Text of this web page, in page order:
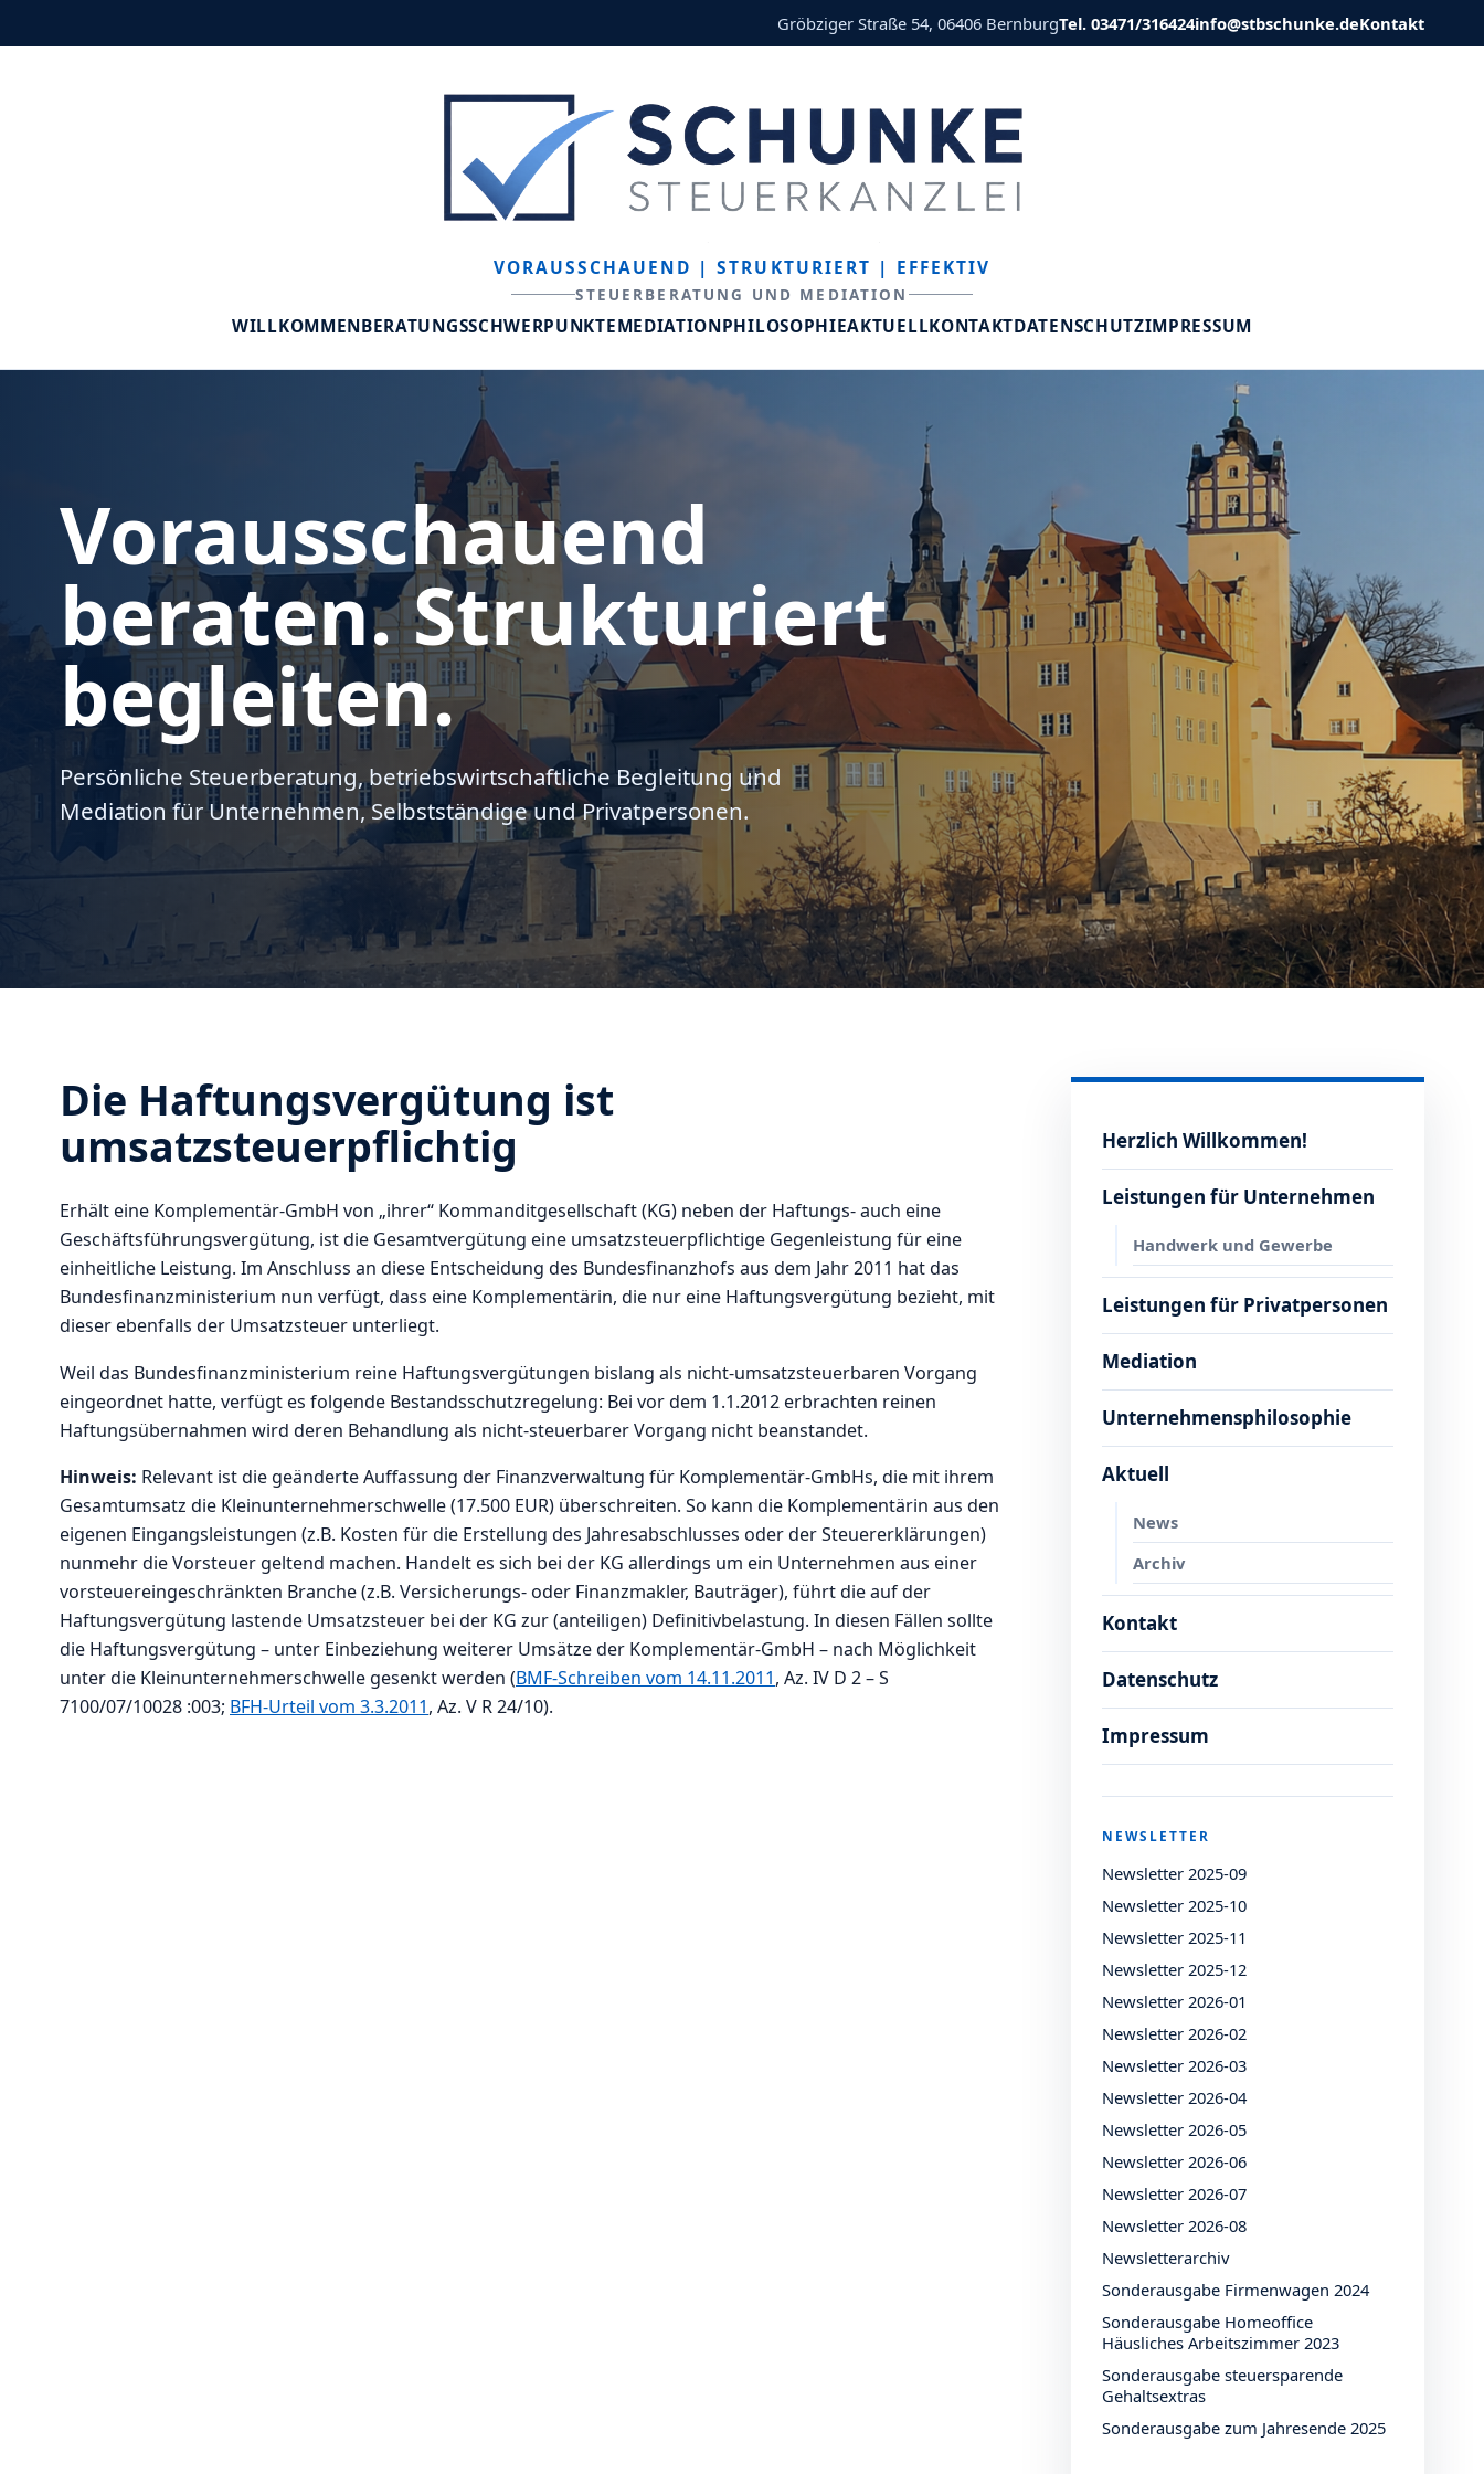
Gröbziger Straße 54, 06406 BernburgTel. 03471/316424info@stbschunke.deKontakt
VORAUSSCHAUEND | STRUKTURIERT | EFFEKTIV
STEUERBERATUNG UND MEDIATION
WILLKOMMENBERATUNGSSCHWERPUNKTEMEDIATIONPHILOSOPHIEAKTUELLKONTAKTDATENSCHUTZIMPRESSUM
Vorausschauend
beraten. Strukturiert
begleiten.
Persönliche Steuerberatung, betriebswirtschaftliche Begleitung und
Mediation für Unternehmen, Selbstständige und Privatpersonen.
Die Haftungsvergütung ist
umsatzsteuerpflichtig
Erhält eine Komplementär-GmbH von „ihrer“ Kommanditgesellschaft (KG) neben der Haftungs- auch eine
Geschäftsführungsvergütung, ist die Gesamtvergütung eine umsatzsteuerpflichtige Gegenleistung für eine
einheitliche Leistung. Im Anschluss an diese Entscheidung des Bundesfinanzhofs aus dem Jahr 2011 hat das
Bundesfinanzministerium nun verfügt, dass eine Komplementärin, die nur eine Haftungsvergütung bezieht, mit
dieser ebenfalls der Umsatzsteuer unterliegt.
Weil das Bundesfinanzministerium reine Haftungsvergütungen bislang als nicht-umsatzsteuerbaren Vorgang
eingeordnet hatte, verfügt es folgende Bestandsschutzregelung: Bei vor dem 1.1.2012 erbrachten reinen
Haftungsübernahmen wird deren Behandlung als nicht-steuerbarer Vorgang nicht beanstandet.
Hinweis: Relevant ist die geänderte Auffassung der Finanzverwaltung für Komplementär-GmbHs, die mit ihrem
Gesamtumsatz die Kleinunternehmerschwelle (17.500 EUR) überschreiten. So kann die Komplementärin aus den
eigenen Eingangsleistungen (z.B. Kosten für die Erstellung des Jahresabschlusses oder der Steuererklärungen)
nunmehr die Vorsteuer geltend machen. Handelt es sich bei der KG allerdings um ein Unternehmen aus einer
vorsteuereingeschränkten Branche (z.B. Versicherungs- oder Finanzmakler, Bauträger), führt die auf der
Haftungsvergütung lastende Umsatzsteuer bei der KG zur (anteiligen) Definitivbelastung. In diesen Fällen sollte
die Haftungsvergütung – unter Einbeziehung weiterer Umsätze der Komplementär-GmbH – nach Möglichkeit
unter die Kleinunternehmerschwelle gesenkt werden (BMF-Schreiben vom 14.11.2011, Az. IV D 2 – S
7100/07/10028 :003; BFH-Urteil vom 3.3.2011, Az. V R 24/10).
Herzlich Willkommen!
Leistungen für Unternehmen
Handwerk und Gewerbe
Leistungen für Privatpersonen
Mediation
Unternehmensphilosophie
Aktuell
News
Archiv
Kontakt
Datenschutz
Impressum
NEWSLETTER
Newsletter 2025-09
Newsletter 2025-10
Newsletter 2025-11
Newsletter 2025-12
Newsletter 2026-01
Newsletter 2026-02
Newsletter 2026-03
Newsletter 2026-04
Newsletter 2026-05
Newsletter 2026-06
Newsletter 2026-07
Newsletter 2026-08
Newsletterarchiv
Sonderausgabe Firmenwagen 2024
Sonderausgabe Homeoffice
Häusliches Arbeitszimmer 2023
Sonderausgabe steuersparende
Gehaltsextras
Sonderausgabe zum Jahresende 2025